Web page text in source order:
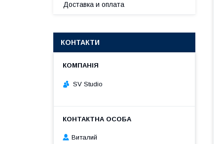
Доставка и оплата
КОНТАКТИ
SV Studio
Виталий